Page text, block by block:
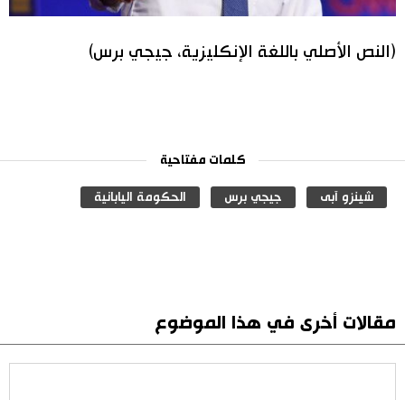
(النص الأصلي باللغة الإنكليزية، جيجي برس)
كلمات مفتاحية
شينزو آبى جيجي برس الحكومة اليابانية
مقالات أخرى في هذا الموضوع